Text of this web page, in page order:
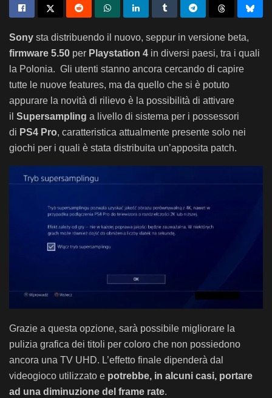
Sony sta distribuendo il nuovo, seppur in versione beta,
firmware 5.50 per Playstation 4 in diversi paesi, tra i quali
la Polonia. Gli utenti stanno ancora cercando di capire
tutte le nuove features, ma da quello che si è potuto
appurare la novità di rilievo è la possibilità di attivare
il Supersampling a livello di sistema per i possessori
di PS4 Pro, caratteristica attualmente presente solo nei
giochi per i quali è stata distribuita un’apposita patch.
Grazie a questa opzione, sarà possibile migliorare la
pulizia grafica dei titoli per coloro che non possiedono
ancora una TV UHD. L’effetto finale dipenderà dal
videogioco utilizzato e potrebbe, in alcuni casi, portare
ad una diminuzione del frame rate.